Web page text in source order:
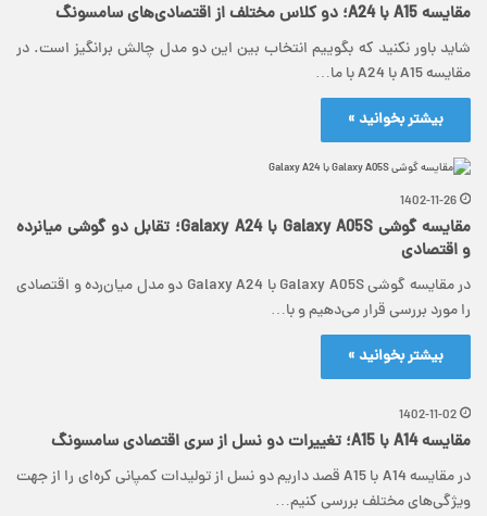
مقایسه A15 با A24؛ دو کلاس مختلف از اقتصادی‌های سامسونگ
شاید باور نکنید که بگوییم انتخاب بین این دو مدل چالش برانگیز است. در
مقایسه A15 با A24 با ما…
بیشتر بخوانید »
1402-11-26
مقایسه گوشی Galaxy A05S با Galaxy A24؛ تقابل دو گوشی میانرده
و اقتصادی
در مقایسه گوشی Galaxy A05S با Galaxy A24 دو مدل میان‌رده و اقتصادی
را مورد بررسی قرار می‌دهیم و با…
بیشتر بخوانید »
1402-11-02
مقایسه A14 با A15؛ تغییرات دو نسل از سری اقتصادی سامسونگ
در مقایسه A14 با A15 قصد داریم دو نسل از تولیدات کمپانی کره‌ای را از جهت
ویژگی‌‌های مختلف بررسی کنیم…